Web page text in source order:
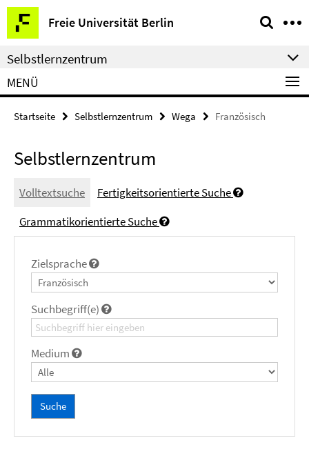
Springe
direkt
zu
Inhalt
Freie Universität Berlin
Service-
Navigation
Selbstlernzentrum
MENÜ
Startseite Selbstlernzentrum Wega Französisch
Selbstlernzentrum
Volltextsuche
Fertigkeitsorientierte Suche
Grammatikorientierte Suche
Zielsprache
Suchbegriff(e)
Medium